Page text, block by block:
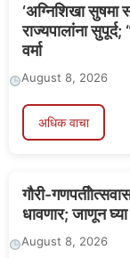
‘अग्निशिखा सुषमा
राज्यपालांना
वर्मा
August 8, 2026
अधिक वाचा
गौरी-
धावणार; जाणून
August 8, 2026